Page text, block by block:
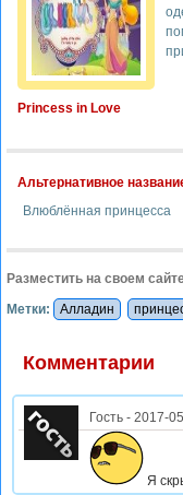
Princess in Love
Альтернативное
Влюблённая принцесса
Разместить на своем
Метки:
Алладин
Комментарии
Гость - 2017-
Я